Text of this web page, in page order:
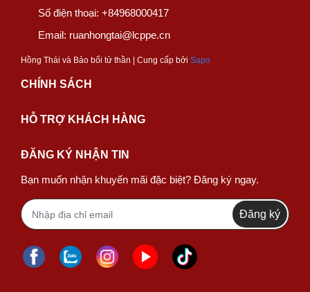
Số điện thoại: +84968000417
Email: ruanhongtai@lcppe.cn
Hồng Thái và Bảo bối tử thần | Cung cấp bởi Sapo
CHÍNH SÁCH
HỖ TRỢ KHÁCH HÀNG
ĐĂNG KÝ NHẬN TIN
Bạn muốn nhận khuyến mãi đặc biệt? Đăng ký ngay.
Đăng ký